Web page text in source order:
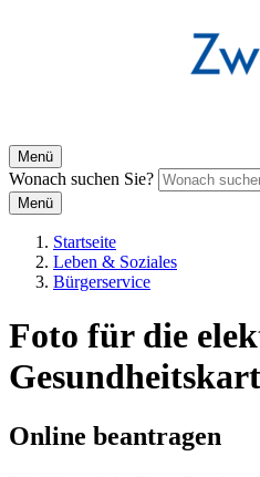
Menü
Wonach suchen Sie?
Menü
Startseite
Leben & Soziales
Bürgerservice
Foto für die
Online beantragen